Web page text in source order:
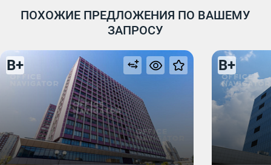
ПОХОЖИЕ ПРЕДЛОЖЕНИЯ ПО ВАШЕМУ
ЗАПРОСУ
B+ B+